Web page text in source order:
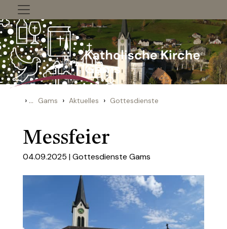
Zum Inhalt springen
› ... Gams › Aktuelles › Gottesdienste
Messfeier
04.09.2025 |Gottesdienste Gams